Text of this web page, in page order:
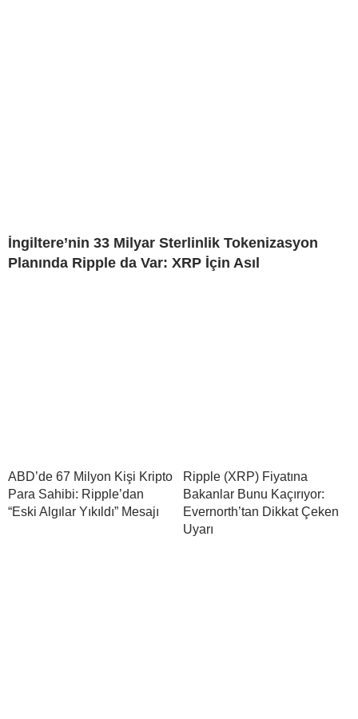
İngiltere’nin 33 Milyar Sterlinlik Tokenizasyon
Planında Ripple da Var: XRP İçin Asıl
ABD’de 67 Milyon Kişi Kripto
Para Sahibi: Ripple’dan
“Eski Algılar Yıkıldı” Mesajı
Ripple (XRP) Fiyatına
Bakanlar Bunu Kaçırıyor:
Evernorth’tan Dikkat Çeken
Uyarı